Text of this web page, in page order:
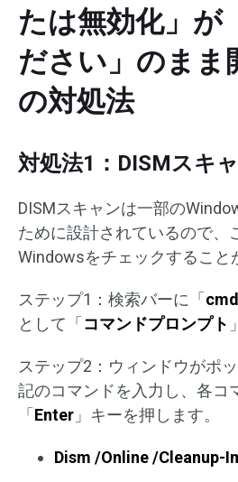
たは無効化」が
ださい」のまま
の対処法
対処法1：DISMスキ
DISMスキャンは一部の
ために設計されているので、
Windowsをチェックすること
ステップ1：検索バーに「 cmd
として「 コマンドプロンプト
ステップ2：ウィンドウがポ
記のコマンドを入力し、各コ
「 Enter 」キーを押します。
Dism /Online /Cleanup-